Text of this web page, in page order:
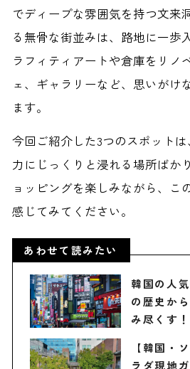
でディープな雰囲気を持つ文来
る無骨な街並みは、路地に一歩
ラフィティアートや倉庫をリノ
ェ、ギャラリーなど、思いがけ
ます。
今回ご紹介した3つのスポット
力にじっくりと浸れる場所ばか
ョッピングを楽しみながら、こ
感じてみてください。
あわせて読みたい
韓国の人
の歴史か
み尽くす
お土産3選
【韓国・
ラダ現地